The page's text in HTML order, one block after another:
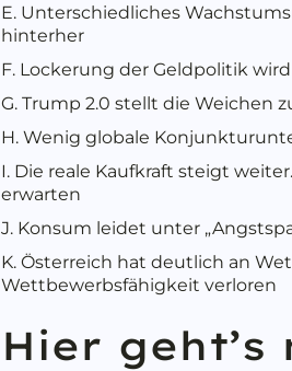
E. Unterschiedliches
hinterher
F. Lockerung der Geldpolitik
G. Trump 2.0 stellt die Weichen
H. Wenig globale
I. Die reale Kaufkraft steigt
erwarten
J. Konsum leidet unter
K. Österreich hat deutlich an
Wettbewerbsfähigkeit verloren
Hier